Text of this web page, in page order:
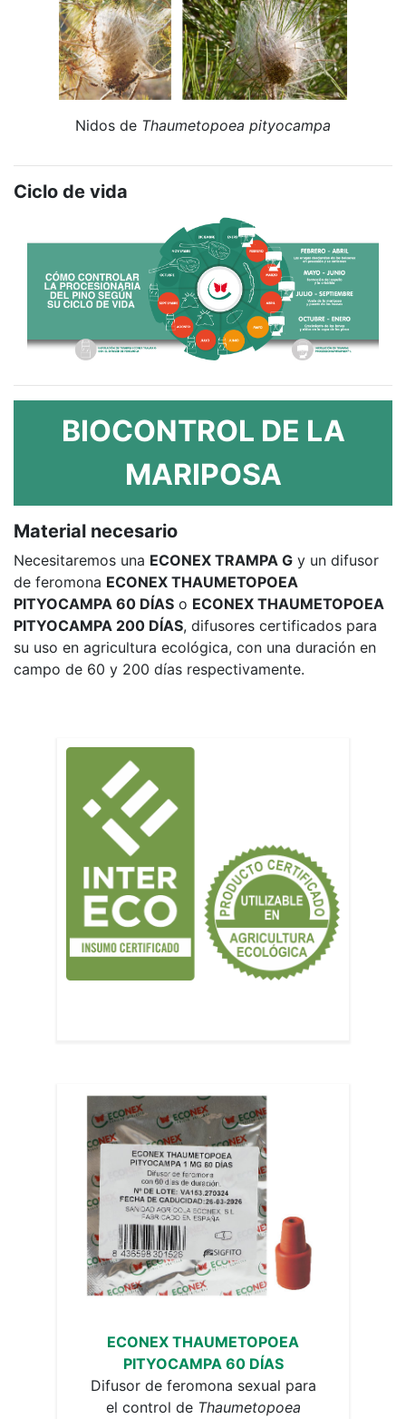
Nidos de Thaumetopoea pityocampa
Ciclo de vida
BIOCONTROL DE LA
MARIPOSA
Material necesario
Necesitaremos una ECONEX TRAMPA G y un difusor
de feromona ECONEX THAUMETOPOEA
PITYOCAMPA 60 DÍAS o ECONEX THAUMETOPOEA
PITYOCAMPA 200 DÍAS, difusores certificados para
su uso en agricultura ecológica, con una duración en
campo de 60 y 200 días respectivamente.
ECONEX THAUMETOPOEA
PITYOCAMPA 60 DÍAS
Difusor de feromona sexual para
el control de Thaumetopoea